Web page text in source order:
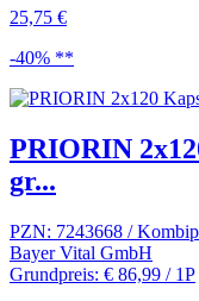
25,75 €
-40% **
PRIORIN
gr...
PZN: 7243668 /
Bayer Vital GmbH
Grundpreis: € 86,99 / 1P